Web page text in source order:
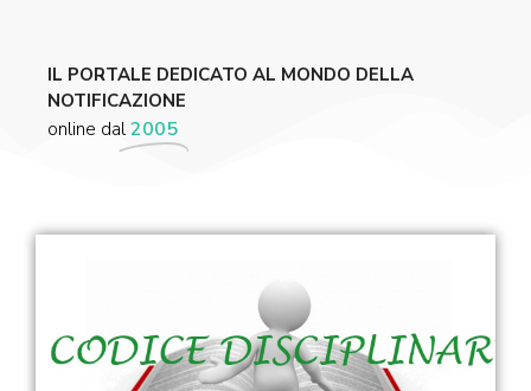
IL PORTALE DEDICATO AL MONDO DELLA
NOTIFICAZIONE
online dal2005